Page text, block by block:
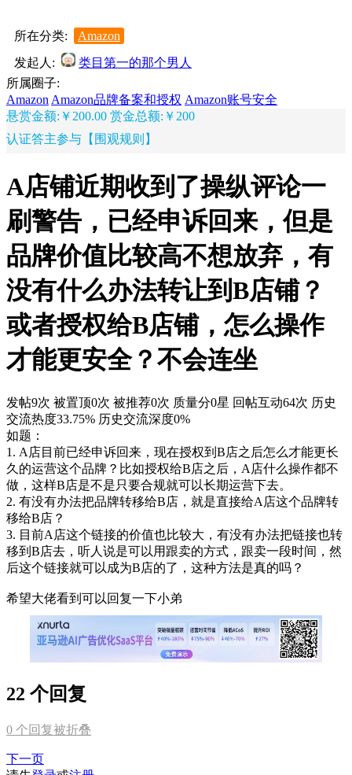
所在分类:
Amazon
发起人:
类目第一的那个男人
所属圈子:
Amazon Amazon品牌备案和授权 Amazon账号安全
悬赏金额:￥200.00 赏金总额:￥200
认证答主参与【围观规则】
A店铺近期收到了操纵评论一
刷警告，已经申诉回来，但是
品牌价值比较高不想放弃，有
没有什么办法转让到B店铺？
或者授权给B店铺，怎么操作
才能更安全？不会连坐
发帖9次 被置顶0次 被推荐0次 质量分0星 回帖互动64次 历史
交流热度33.75% 历史交流深度0%
如题：
1. A店目前已经申诉回来，现在授权到B店之后怎么才能更长
久的运营这个品牌？比如授权给B店之后，A店什么操作都不
做，这样B店是不是只要合规就可以长期运营下去。
2. 有没有办法把品牌转移给B店，就是直接给A店这个品牌转
移给B店？
3. 目前A店这个链接的价值也比较大，有没有办法把链接也转
移到B店去，听人说是可以用跟卖的方式，跟卖一段时间，然
后这个链接就可以成为B店的了，这种方法是真的吗？
希望大佬看到可以回复一下小弟
22 个回复
0 个回复被折叠
下一页